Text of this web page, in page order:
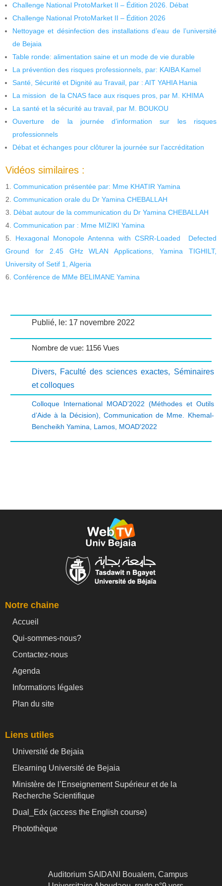
Challenge National ProtoMarket II – Édition 2026. Débat
Challenge National ProtoMarket II – Édition 2026
Nettoyage et désinfection des installations d’eau de l’université
de Bejaia
Table ronde: alimentation saine et un mode de vie durable
La prévention des risques professionnels, par: KAIBA Kamel
Santé, Sécurité et Dignité au Travail, par : AIT YAHIA Hania
La mission de la CNAS face aux risques pros, par M. KHIMA
La santé et la sécurité au travail, par M. BOUKOU
Ouverture de la journée d’information sur les risques
professionnels
Débat et échanges pour clôturer la journée sur l’accréditation
Vidéos similaires :
Communication présentée par: Mme KHATIR Yamina
Communication orale du Dr Yamina CHEBALLAH
Débat autour de la communication du Dr Yamina CHEBALLAH
Communication par : Mme MIZIKI Yamina
Hexagonal Monopole Antenna with CSRR-Loaded Defected
Ground for 2.45 GHz WLAN Applications, Yamina TIGHILT,
University of Setif 1, Algeria
Conférence de MMe BELIMANE Yamina
Publié, le: 17 novembre 2022
Nombre de vue: 1156 Vues
Divers, Faculté des sciences exactes, Séminaires
et colloques
Colloque International MOAD’2022 (Méthodes et Outils
d’Aide à la Décision) ,Communication de Mme. Khemal-
Bencheikh Yamina
Lamos, MOAD'2022
Notre chaine
Accueil
Qui-sommes-nous?
Contactez-nous
Agenda
Informations légales
Plan du site
Liens utiles
Université de Bejaia
Elearning Université de Bejaia
Ministère de l’Enseignement Supérieur et de la
Recherche Scientifique
Dual_Edx (access the English course)
Photothèque
Auditorium SAIDANI Boualem, Campus